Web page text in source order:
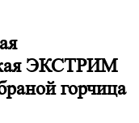
ЭКСТРИМ
горчица